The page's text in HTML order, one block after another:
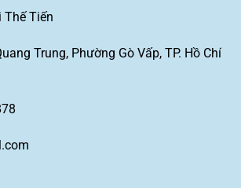
Thế Tiến
Trung, Phường Gò Vấp, TP. Hồ Chí